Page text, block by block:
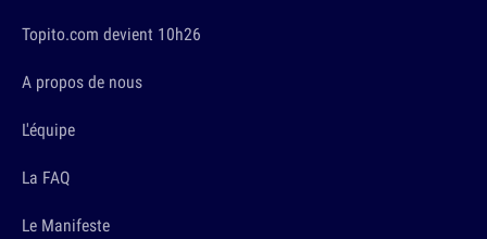
Topito.com devient 10h26
A propos de nous
L'équipe
La FAQ
Le Manifeste